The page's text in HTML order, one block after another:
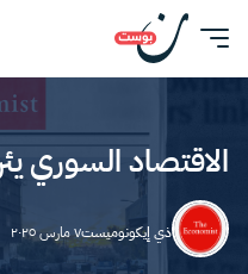
الاقتصاد السوري
ذي إيكونوميست٧ مارس ٢٠٢٥